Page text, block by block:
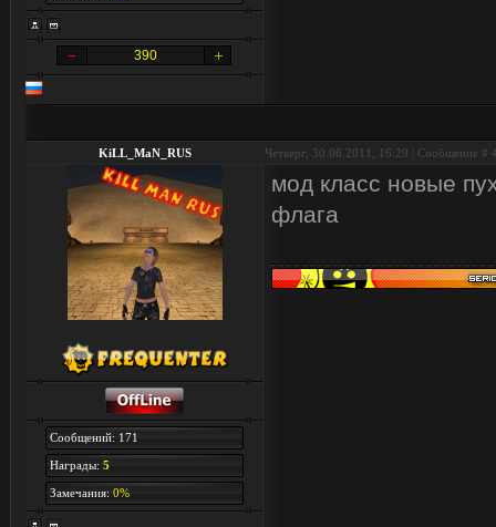
390
KiLL_MaN_RUS Четверг, 30.06.2011, 16:29 | Сообщение #
Сообщений: 171
Награды: 5
Замечания: 0%
мод класс новые
флага